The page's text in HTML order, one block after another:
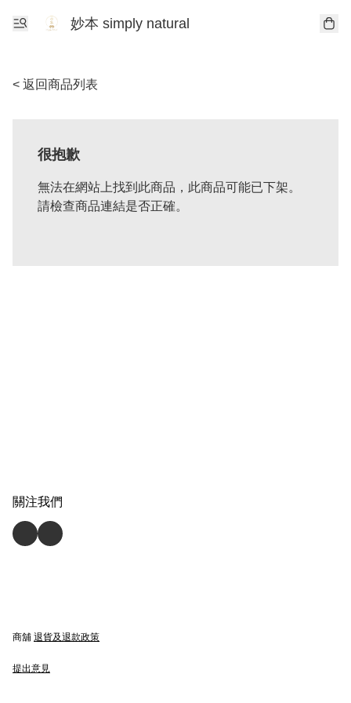
妙本 simply natural
< 返回商品列表
很抱歉
無法在網站上找到此商品，此商品可能已下架。
請檢查商品連結是否正確。
關注我們
商舖 退貨及退款政策
提出意見